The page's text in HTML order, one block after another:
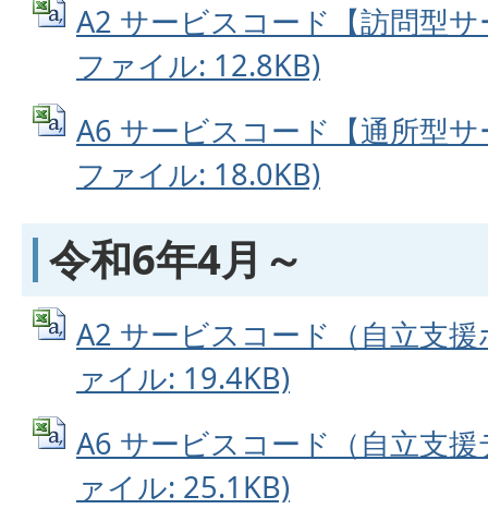
A2 サービスコード【訪問型サ
ファイル: 12.8KB)
A6 サービスコード【通所型サ
ファイル: 18.0KB)
令和6年4月～
A2 サービスコード（自立支
ァイル: 19.4KB)
A6 サービスコード（自立支
ァイル: 25.1KB)